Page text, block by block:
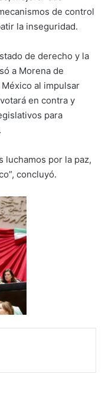
de control
la inseguridad.
de derecho y la
a Morena de
al impulsar
en contra y
para
luchamos por la paz,
concluyó.